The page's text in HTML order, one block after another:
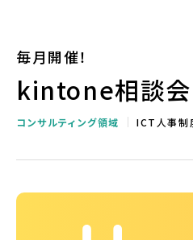
毎月開催！
kintone相談会
コンサルティング領域 ICT人事制